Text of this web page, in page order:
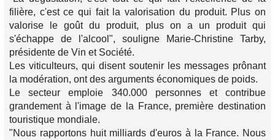
filière, c'est ce qui fait la valorisation du produit. Plus on
valorise le goût du produit, plus on a un produit qui
s'échappe de l'alcool", souligne Marie-Christine Tarby,
présidente de Vin et Société.
Les viticulteurs, qui disent soutenir les messages prônant
la modération, ont des arguments économiques de poids.
Le secteur emploie 340.000 personnes et contribue
grandement à l'image de la France, première destination
touristique mondiale.
"Nous rapportons huit milliards d'euros à la France. Nous